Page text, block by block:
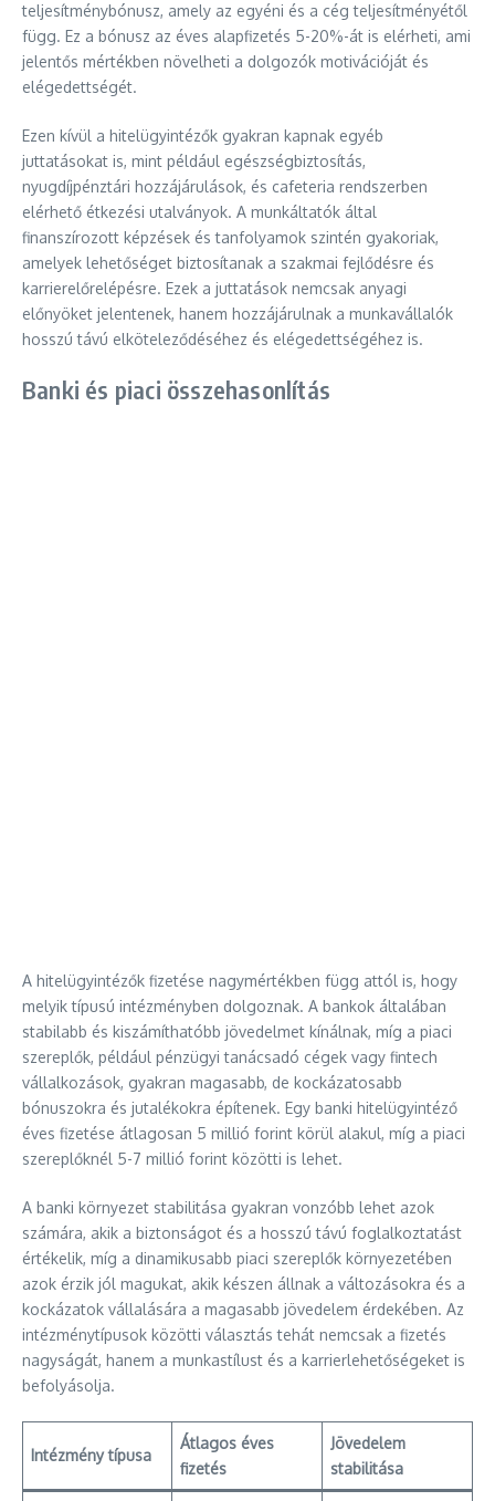
teljesítménybónusz, amely az egyéni és a cég teljesítményétől
függ. Ez a bónusz az éves alapfizetés 5-20%-át is elérheti, ami
jelentős mértékben növelheti a dolgozók motivációját és
elégedettségét.
Ezen kívül a hitelügyintézők gyakran kapnak egyéb
juttatásokat is, mint például egészségbiztosítás,
nyugdíjpénztári hozzájárulások, és cafeteria rendszerben
elérhető étkezési utalványok. A munkáltatók által
finanszírozott képzések és tanfolyamok szintén gyakoriak,
amelyek lehetőséget biztosítanak a szakmai fejlődésre és
karrierelőrelépésre. Ezek a juttatások nemcsak anyagi
előnyöket jelentenek, hanem hozzájárulnak a munkavállalók
hosszú távú elköteleződéséhez és elégedettségéhez is.
Banki és piaci összehasonlítás
A hitelügyintézők fizetése nagymértékben függ attól is, hogy
melyik típusú intézményben dolgoznak. A bankok általában
stabilabb és kiszámíthatóbb jövedelmet kínálnak, míg a piaci
szereplők, például pénzügyi tanácsadó cégek vagy fintech
vállalkozások, gyakran magasabb, de kockázatosabb
bónuszokra és jutalékokra építenek. Egy banki hitelügyintéző
éves fizetése átlagosan 5 millió forint körül alakul, míg a piaci
szereplőknél 5-7 millió forint közötti is lehet.
A banki környezet stabilitása gyakran vonzóbb lehet azok
számára, akik a biztonságot és a hosszú távú foglalkoztatást
értékelik, míg a dinamikusabb piaci szereplők környezetében
azok érzik jól magukat, akik készen állnak a változásokra és a
kockázatok vállalására a magasabb jövedelem érdekében. Az
intézménytípusok közötti választás tehát nemcsak a fizetés
nagyságát, hanem a munkastílust és a karrierlehetőségeket is
befolyásolja.
Intézmény típusa
Átlagos éves
fizetés
Jövedelem
stabilitása